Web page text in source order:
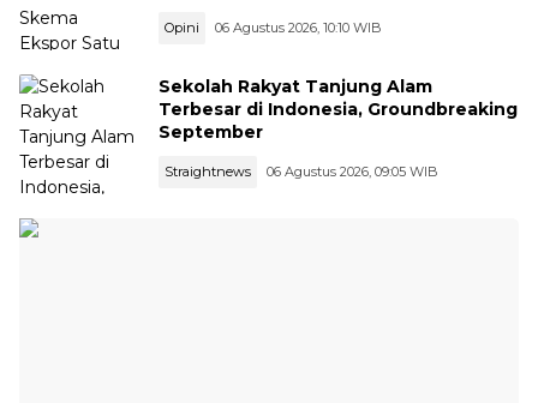
Opini 06 Agustus 2026, 10:10 WIB
Sekolah Rakyat Tanjung Alam
Terbesar di Indonesia, Groundbreaking
September
Straightnews 06 Agustus 2026, 09:05 WIB